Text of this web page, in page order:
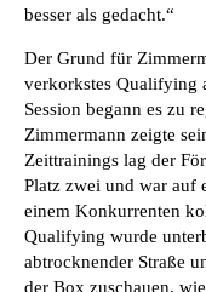
besser als gedacht.“
Der Grund für
verkorkstes Qualifying
Session begann es zu
Zimmermann zeigte
Zeittrainings lag der
Platz zwei und war auf
einem Konkurrenten
Qualifying wurde
abtrocknender Straße
der Box zuschauen,